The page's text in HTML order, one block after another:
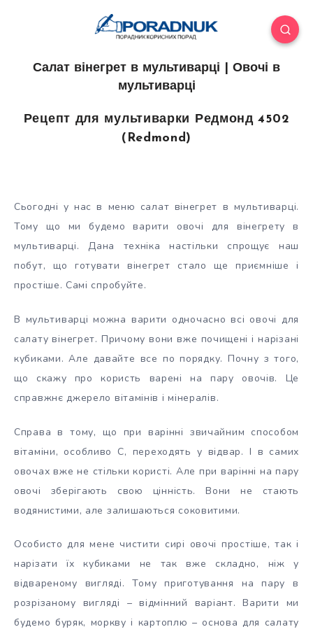
Салат вінегрет в мультиварці | Овочі в
мультиварці
Рецепт для мультиварки Редмонд 4502
(Redmond)
Сьогодні у нас в меню салат вінегрет в мультиварці.
Тому що ми будемо варити овочі для вінегрету в
мультиварці. Дана техніка настільки спрощує наш
побут, що готувати вінегрет стало ще приємніше і
простіше. Самі спробуйте.
В мультиварці можна варити одночасно всі овочі для
салату вінегрет. Причому вони вже почищені і нарізані
кубиками. Але давайте все по порядку. Почну з того,
що скажу про користь варені на пару овочів. Це
справжнє джерело вітамінів і мінералів.
Справа в тому, що при варінні звичайним способом
вітаміни, особливо С, переходять у відвар. І в самих
овочах вже не стільки користі. Але при варінні на пару
овочі зберігають свою цінність. Вони не стають
водянистими, але залишаються соковитими.
Особисто для мене чистити сирі овочі простіше, так і
нарізати їх кубиками не так вже складно, ніж у
відвареному вигляді. Тому приготування на пару в
розрізаному вигляді – відмінний варіант. Варити ми
будемо буряк, моркву і картоплю – основа для салату